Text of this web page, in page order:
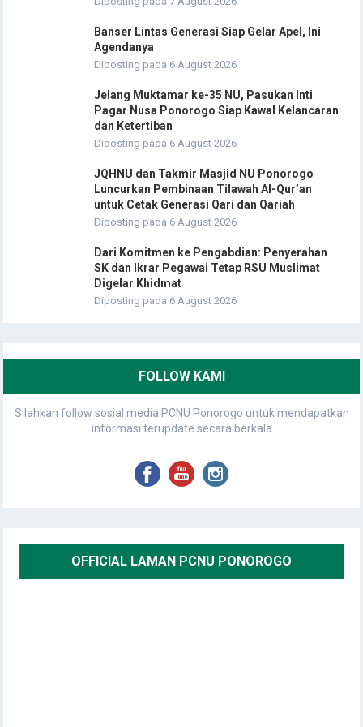
Banser Lintas Generasi Siap Gelar Apel, Ini
Agendanya
Diposting pada 6 August 2026
Jelang Muktamar ke-35 NU, Pasukan Inti
Pagar Nusa Ponorogo Siap Kawal Kelancaran
dan Ketertiban
Diposting pada 6 August 2026
JQHNU dan Takmir Masjid NU Ponorogo
Luncurkan Pembinaan Tilawah Al-Qur’an
untuk Cetak Generasi Qari dan Qariah
Diposting pada 6 August 2026
Dari Komitmen ke Pengabdian: Penyerahan
SK dan Ikrar Pegawai Tetap RSU Muslimat
Digelar Khidmat
Diposting pada 6 August 2026
FOLLOW KAMI
Silahkan follow sosial media PCNU Ponorogo untuk mendapatkan
informasi terupdate secara berkala
OFFICIAL LAMAN PCNU PONOROGO